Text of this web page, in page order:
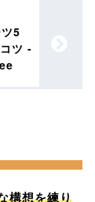
5
ツ -
構想を練り